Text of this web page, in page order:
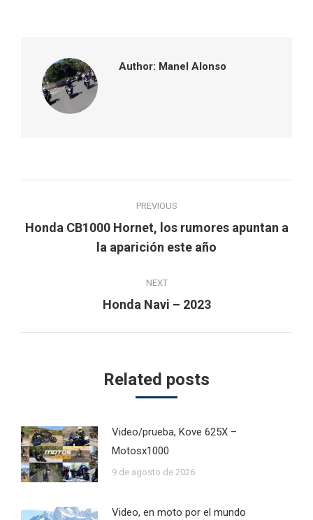
Author: Manel Alonso
navigation
PREVIOUS
Previous
post:
Honda CB1000 Hornet, los rumores apuntan a
la aparición este año
NEXT
Next
Honda Navi – 2023
Related posts
Video/prueba, Kove 625X –
Motosx1000
9 de agosto de 2026
Video, en moto por el mundo